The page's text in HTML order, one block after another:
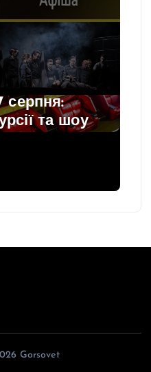
серпня:
та шоу
Gorsovet